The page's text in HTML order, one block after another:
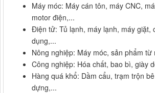
Máy móc: Máy cán tôn, máy CNC,
motor điện,...
Điện tử: Tủ lạnh, máy lạnh, máy giặt,
dụng,...
Nông nghiệp: Máy móc, sản phẩm từ
Công nghiệp: Hóa chất, bao bì, giày
Hàng quá khổ: Dầm cẩu, trạm trộn
dựng,...